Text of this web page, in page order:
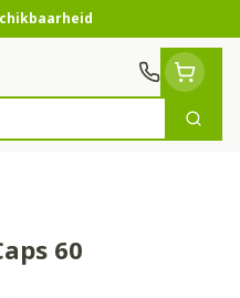
Zoek
60